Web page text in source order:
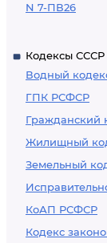
N 7-ПВ26
Кодексы
Водный
ГПК РСФСР
Гражданский
Жилищный
Земельный
КоАП РСФСР
Кодекс